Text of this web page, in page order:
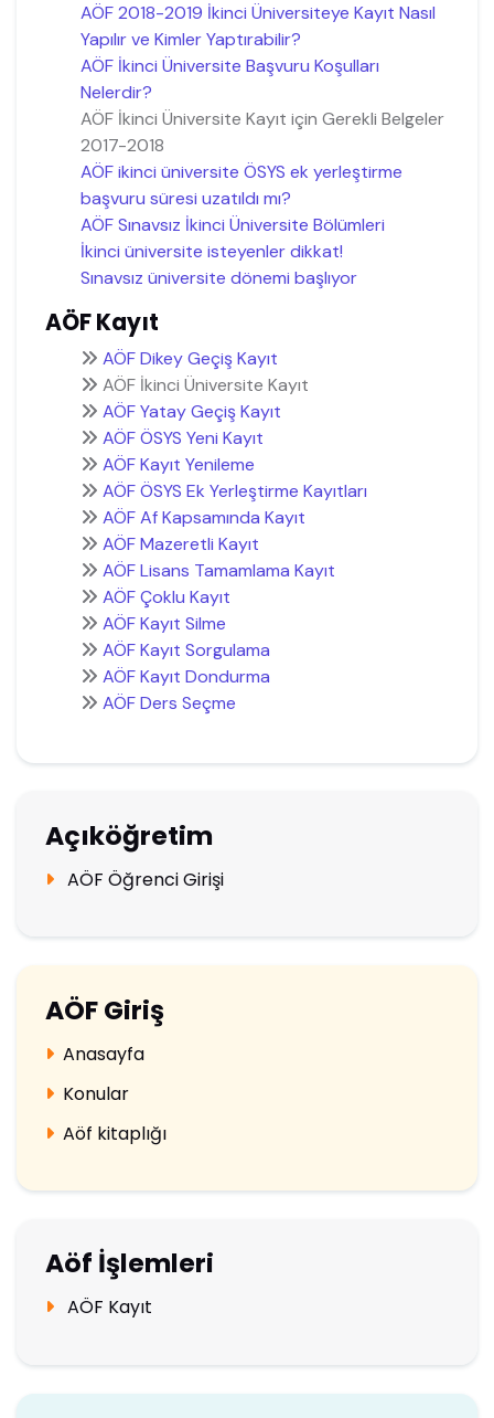
AÖF 2018-2019 İkinci Üniversiteye Kayıt Nasıl
Yapılır ve Kimler Yaptırabilir?
AÖF İkinci Üniversite Başvuru Koşulları
Nelerdir?
AÖF İkinci Üniversite Kayıt için Gerekli Belgeler
2017-2018
AÖF ikinci üniversite ÖSYS ek yerleştirme
başvuru süresi uzatıldı mı?
AÖF Sınavsız İkinci Üniversite Bölümleri
İkinci üniversite isteyenler dikkat!
Sınavsız üniversite dönemi başlıyor
AÖF Kayıt
AÖF Dikey Geçiş Kayıt
AÖF İkinci Üniversite Kayıt
AÖF Yatay Geçiş Kayıt
AÖF ÖSYS Yeni Kayıt
AÖF Kayıt Yenileme
AÖF ÖSYS Ek Yerleştirme Kayıtları
AÖF Af Kapsamında Kayıt
AÖF Mazeretli Kayıt
AÖF Lisans Tamamlama Kayıt
AÖF Çoklu Kayıt
AÖF Kayıt Silme
AÖF Kayıt Sorgulama
AÖF Kayıt Dondurma
AÖF Ders Seçme
Açıköğretim
AÖF Öğrenci Girişi
AÖF Giriş
Anasayfa
Konular
Aöf kitaplığı
Aöf İşlemleri
AÖF Kayıt